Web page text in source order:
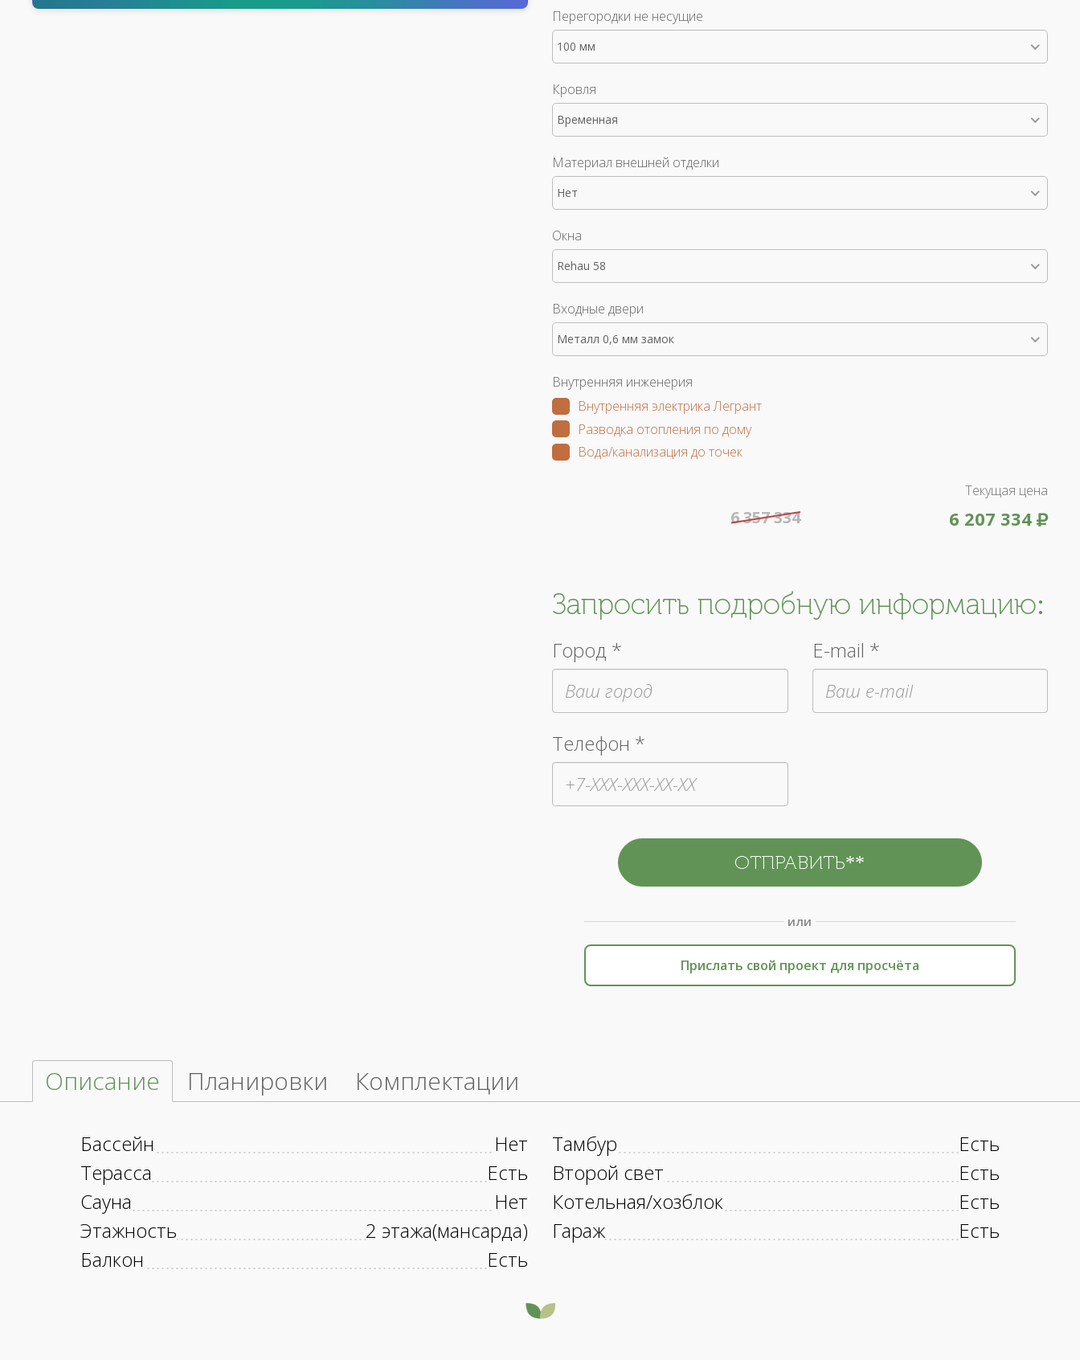
Перегородки не несущие
100 мм
Кровля
Временная
Материал внешней отделки
Нет
Окна
Rehau 58
Входные двери
Металл 0,6 мм замок
Внутренняя инженерия
Внутренняя электрика Легрант
Разводка отопления по дому
Вода/канализация до точек
Текущая цена
6 207 334
6 357 334
Запросить подробную информацию:
Город * E-mail *
Телефон *
или
Прислать свой проект для просчёта
Описание Планировки Комплектации
Бассейн
Нет
Терасса
Есть
Сауна
Нет
Этажность
2 этажа(мансарда)
Балкон
Есть
Тамбур
Есть
Второй свет
Есть
Котельная/хозблок
Есть
Гараж
Есть